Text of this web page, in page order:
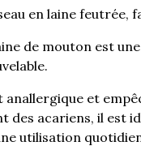
en laine feutrée,
de mouton est
anallergique et
des acariens, il est
utilisation